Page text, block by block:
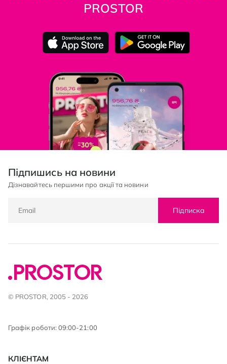
PROSTOR
Підпишись на новини
Дізнавайтесь першими про акції та новини
Підписка
© PROSTOR, 2005 - 2026
Графік роботи: 09:00-21:00
КЛІЄНТАМ